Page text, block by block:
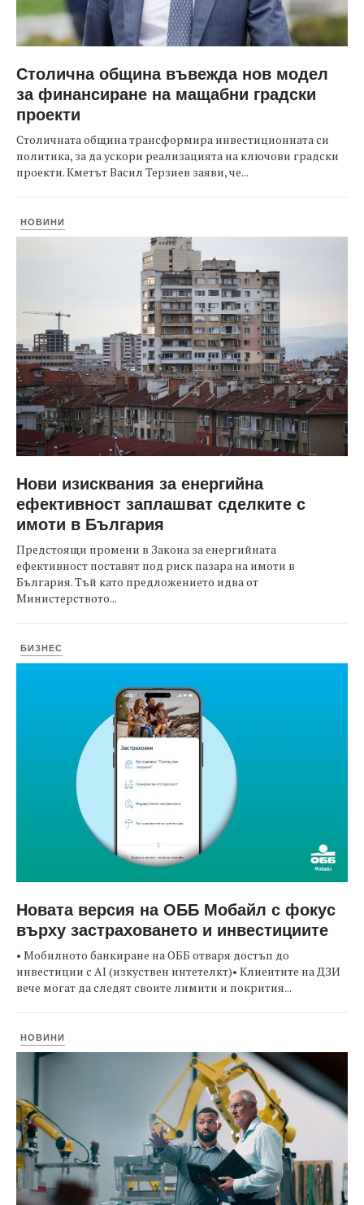
Столична община въвежда нов модел
за финансиране на мащабни градски
проекти
Столичната община трансформира инвестиционната си
политика, за да ускори реализацията на ключови градски
проекти. Кметът Васил Терзиев заяви, че...
НОВИНИ
Нови изисквания за енергийна
ефективност заплашват сделките с
имоти в България
Предстоящи промени в Закона за енергийната
ефективност поставят под риск пазара на имоти в
България. Тъй като предложението идва от
Министерството...
БИЗНЕС
Новата версия на ОББ Мобайл с фокус
върху застраховането и инвестициите
• Мобилното банкиране на ОББ отваря достъп до
инвестиции с AI (изкуствен интетелкт)• Клиентите на ДЗИ
вече могат да следят своите лимити и покрития...
НОВИНИ